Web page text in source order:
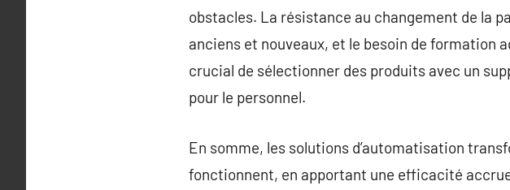
obstacles. La résistance au changement de la
anciens et nouveaux, et le besoin de formation
crucial de sélectionner des produits avec un
pour le personnel.
En somme, les solutions d’automatisation
fonctionnent, en apportant une efficacité